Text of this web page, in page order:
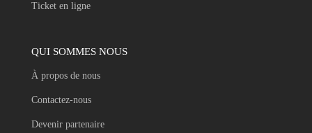
Ticket en ligne
QUI SOMMES NOUS
À propos de nous
Contactez-nous
Devenir partenaire